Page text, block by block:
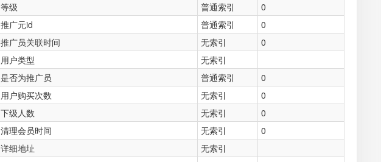
等级 普通索引
0
推广元id 普通索引
0
推广员关联时间 无索引
0
用户类型
无索引
是否为推广员 普通索引
0
用户购买次数 无索引
0
下级人数 无索引
0
清理会员时间 无索引
0
详细地址
无索引